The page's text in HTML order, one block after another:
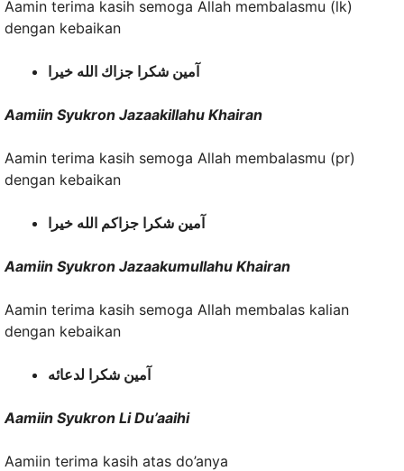
Aamin terima kasih semoga Allah membalasmu (lk)
dengan kebaikan
آمين شكرا جزاك الله خيرا
Aamiin Syukron Jazaakillahu Khairan
Aamin terima kasih semoga Allah membalasmu (pr)
dengan kebaikan
آمين شكرا جزاكم الله خيرا
Aamiin Syukron Jazaakumullahu Khairan
Aamin terima kasih semoga Allah membalas kalian
dengan kebaikan
آمين شكرا لدعائه
Aamiin Syukron Li Du’aaihi
Aamiin terima kasih atas do’anya